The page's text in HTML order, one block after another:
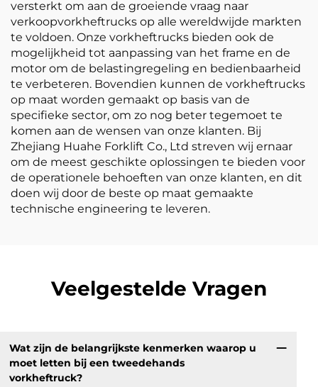
versterkt om aan de groeiende vraag naar
verkoopvorkheftrucks op alle wereldwijde markten
te voldoen. Onze vorkheftrucks bieden ook de
mogelijkheid tot aanpassing van het frame en de
motor om de belastingregeling en bedienbaarheid
te verbeteren. Bovendien kunnen de vorkheftrucks
op maat worden gemaakt op basis van de
specifieke sector, om zo nog beter tegemoet te
komen aan de wensen van onze klanten. Bij
Zhejiang Huahe Forklift Co., Ltd streven wij ernaar
om de meest geschikte oplossingen te bieden voor
de operationele behoeften van onze klanten, en dit
doen wij door de beste op maat gemaakte
technische engineering te leveren.
Veelgestelde Vragen
Wat zijn de belangrijkste kenmerken waarop u
moet letten bij een tweedehands
vorkheftruck?